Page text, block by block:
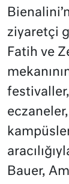
ziyaretçi
Fatih ve
Bauer,